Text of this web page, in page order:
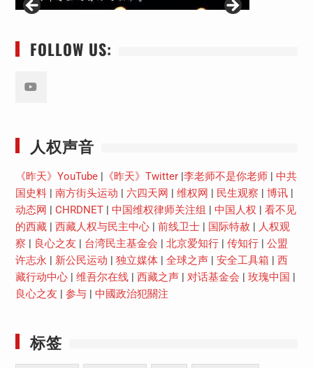
FOLLOW US:
人权声音
《昨天》YouTube| 《昨天》Twitter|李老师不是你老师| 中共
国史料| 南方街头运动 | 六四天网 | 维权网 | 民生观察 | 博讯|
动态网 | CHRDNET| 中国维权律师关注组 | 中国人权 | 看不见
的西藏| 西藏人权与民主中心| 前线卫士| 国际特赦 | 人权观
察 | 良心之友 | 台湾民主基金会 | 北京爱知行| 传知行| 公盟
许志永 | 新公民运动 | 独立媒体| 全球之声| 安全工具箱 | 西
藏行动中心| 维吾尔在线| 西藏之声| 对话基金会 | 玫瑰中国 |
良心之友 | 参与| 中國政治犯關注
标签